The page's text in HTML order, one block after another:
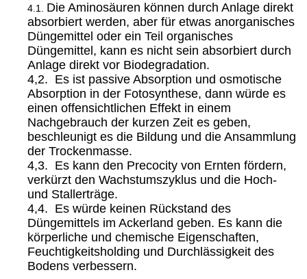
4.1. Die Aminosäuren können durch Anlage direkt
absorbiert werden, aber für etwas anorganisches
Düngemittel oder ein Teil organisches
Düngemittel, kann es nicht sein absorbiert durch
Anlage direkt vor Biodegradation.
4,2. Es ist passive Absorption und osmotische
Absorption in der Fotosynthese, dann würde es
einen offensichtlichen Effekt in einem
Nachgebrauch der kurzen Zeit es geben,
beschleunigt es die Bildung und die Ansammlung
der Trockenmasse.
4,3. Es kann den Precocity von Ernten fördern,
verkürzt den Wachstumszyklus und die Hoch-
und Stallerträge.
4,4. Es würde keinen Rückstand des
Düngemittels im Ackerland geben. Es kann die
körperliche und chemische Eigenschaften,
Feuchtigkeitsholding und Durchlässigkeit des
Bodens verbessern.